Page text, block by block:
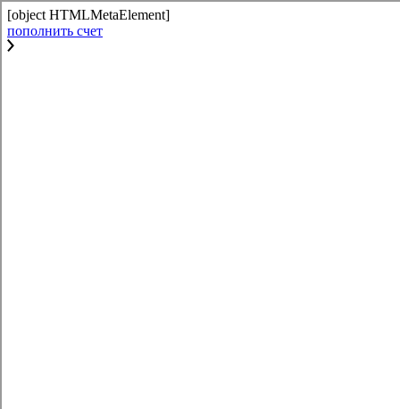
[object HTMLMetaElement]
пополнить счет